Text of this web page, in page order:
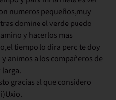
numeros pequeños,muy
domine el verde puedo
y hacerlos mas
tiempo lo dira pero te doy
animos a los compañeros de
larga.
gracias al que considero